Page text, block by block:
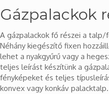
Gázpalackok
A gázpalackok fő részei a talp/
Néhány kiegészítő fixen
lehet a nyakgyűrű vagy a
teljes leírást készítünk a
fényképeket és teljes
konvex vagy konkáv palacktalp.